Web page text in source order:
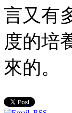
言又有
度的培
來的。